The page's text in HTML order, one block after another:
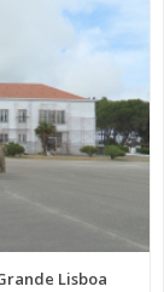
Lisboa